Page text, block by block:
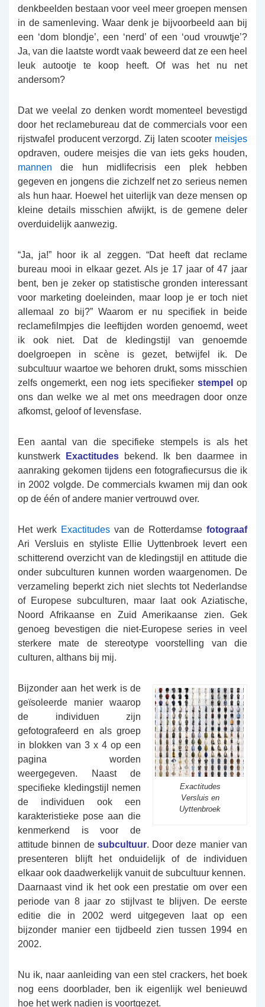
denkbeelden bestaan voor veel meer groepen mensen
in de samenleving. Waar denk je bijvoorbeeld aan bij
een ‘dom blondje’, een ‘nerd’ of een ‘oud vrouwtje’?
Ja, van die laatste wordt vaak beweerd dat ze een heel
leuk autootje te koop heeft. Of was het nu net
andersom?
Dat we veelal zo denken wordt momenteel bevestigd
door het reclamebureau dat de commercials voor een
rijstwafel producent verzorgd. Zij laten scooter meisjes
opdraven, oudere meisjes die van iets geks houden,
mannen die hun midlifecrisis een plek hebben
gegeven en jongens die zichzelf net zo serieus nemen
als hun haar. Hoewel het uiterlijk van deze mensen op
kleine details misschien afwijkt, is de gemene deler
overduidelijk aanwezig.
“Ja, ja!” hoor ik al zeggen. “Dat heeft dat reclame
bureau mooi in elkaar gezet. Als je 17 jaar of 47 jaar
bent, ben je zeker op statistische gronden interessant
voor marketing doeleinden, maar loop je er toch niet
allemaal zo bij?” Waarom er nu specifiek in beide
reclamefilmpjes die leeftijden worden genoemd, weet
ik ook niet. Dat de kledingstijl van genoemde
doelgroepen in scène is gezet, betwijfel ik. De
subcultuur waartoe we behoren drukt, soms misschien
zelfs ongemerkt, een nog iets specifieker stempel op
ons dan welke we al met ons meedragen door onze
afkomst, geloof of levensfase.
Een aantal van die specifieke stempels is als het
kunstwerk
Exactitudes bekend. Ik ben daarmee in
aanraking gekomen tijdens een fotografiecursus die ik
in 2002 volgde. De commercials kwamen mij dan ook
op de één of andere manier vertrouwd over.
Het werk Exactitudes van de Rotterdamse fotograaf
Ari Versluis en styliste Ellie Uyttenbroek levert een
schitterend overzicht van de kledingstijl en attitude die
onder subculturen kunnen worden waargenomen. De
verzameling beperkt zich niet slechts tot Nederlandse
of Europese subculturen, maar laat ook Aziatische,
Noord Afrikaanse en Zuid Amerikaanse zien. Gek
genoeg bevestigen die niet-Europese series in veel
sterkere mate de stereotype voorstelling van die
culturen, althans bij mij.
Exactitudes
Versluis en
Uyttenbroek
Bijzonder aan het werk is de
geïsoleerde manier waarop
de individuen zijn
gefotografeerd en als groep
in blokken van 3 x 4 op een
pagina worden
weergegeven. Naast de
specifieke kledingstijl nemen
de individuen ook een
karakteristieke pose aan die
kenmerkend is voor de
attitude binnen de subcultuur. Door deze manier van
presenteren blijft het onduidelijk of de individuen
elkaar ook daadwerkelijk vanuit de subcultuur kennen.
Daarnaast vind ik het ook een prestatie om over een
periode van 8 jaar zo stijlvast te blijven. De eerste
editie die in 2002 werd uitgegeven laat op een
bijzonder manier een tijdbeeld zien tussen 1994 en
2002.
Nu ik, naar aanleiding van een stel crackers, het boek
nog eens doorblader, ben ik eigenlijk wel benieuwd
hoe het werk nadien is voortgezet.